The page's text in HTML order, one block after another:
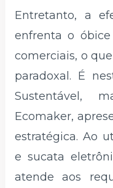
Entretanto, a
enfrenta o
comerciais, o
paradoxal. É
Sustentável,
Ecomaker,
estratégica. Ao
e sucata
atende aos